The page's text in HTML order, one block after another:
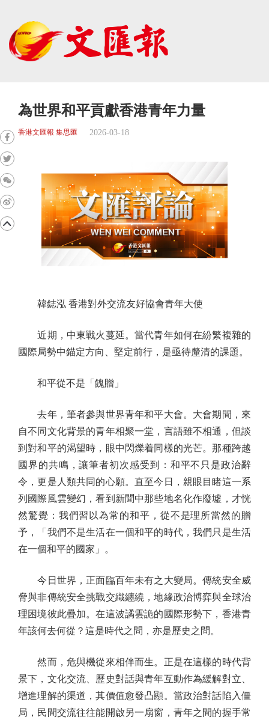
為世界和平貢獻香港青年力量
香港文匯報 集思匯 2026-03-18
韓鋕泓 香港對外交流友好協會青年大使
近期，中東戰火蔓延。當代青年如何在紛繁複雜的
國際局勢中錨定方向、堅定前行，是亟待釐清的課題。
和平從不是「餽贈」
去年，筆者參與世界青年和平大會。大會期間，來
自不同文化背景的青年相聚一堂，言語雖不相通，但談
到對和平的渴望時，眼中閃爍着同樣的光芒。那種跨越
國界的共鳴，讓筆者初次感受到：和平不只是政治辭
令，更是人類共同的心願。直至今日，親眼目睹這一系
列國際風雲變幻，看到新聞中那些地名化作廢墟，才恍
然驚覺：我們習以為常的和平，從不是理所當然的贈
予，「我們不是生活在一個和平的時代，我們只是生活
在一個和平的國家」。
今日世界，正面臨百年未有之大變局。傳統安全威
脅與非傳統安全挑戰交織纏繞，地緣政治博弈與全球治
理困境彼此疊加。在這波譎雲詭的國際形勢下，香港青
年該何去何從？這是時代之問，亦是歷史之問。
然而，危與機從來相伴而生。正是在這樣的時代背
景下，文化交流、歷史對話與青年互動作為緩解對立、
增進理解的渠道，其價值愈發凸顯。當政治對話陷入僵
局，民間交流往往能開啟另一扇窗，青年之間的握手常